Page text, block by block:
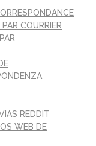
COURRIER
REDDIT
WEB DE